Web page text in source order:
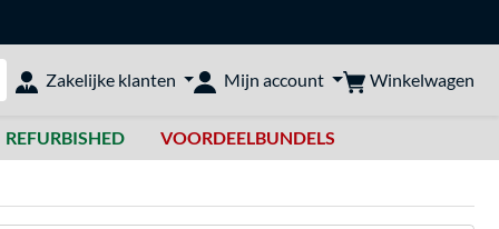
doorzoeken
Zakelijke klanten Mijn account Winkelwagen
REFURBISHED VOORDEELBUNDELS